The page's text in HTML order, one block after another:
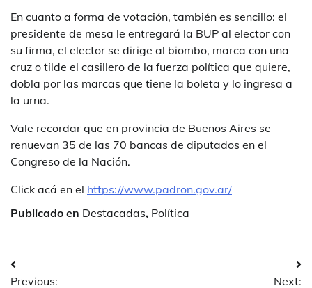
En cuanto a forma de votación, también es sencillo: el
presidente de mesa le entregará la BUP al elector con
su firma, el elector se dirige al biombo, marca con una
cruz o tilde el casillero de la fuerza política que quiere,
dobla por las marcas que tiene la boleta y lo ingresa a
la urna.
Vale recordar que en provincia de Buenos Aires se
renuevan 35 de las 70 bancas de diputados en el
Congreso de la Nación.
Click acá en el https://www.padron.gov.ar/
Publicado en Destacadas, Política
Navegación
Previous:
Next: